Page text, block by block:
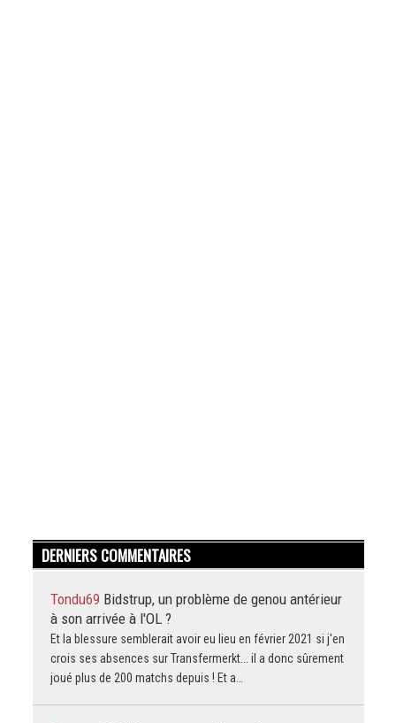
DERNIERS COMMENTAIRES
Tondu69 Bidstrup, un problème de genou antérieur
à son arrivée à l'OL ?
Et la blessure semblerait avoir eu lieu en février 2021 si j'en
crois ses absences sur Transfermerkt... il a donc sûrement
joué plus de 200 matchs depuis ! Et a…